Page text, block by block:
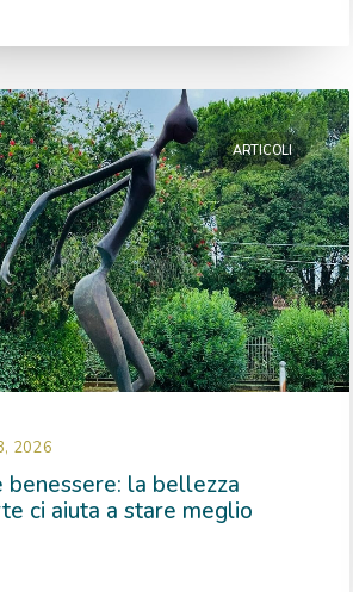
Giugno 2017
aprile
Alimentazione
Alzheimer
Aritmie
ARTICOLI
2026
la bellezza
ci aiuta a stare meglio